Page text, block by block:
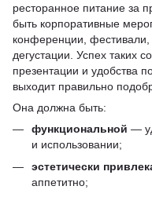
ресторанное питание за
быть корпоративные
конференции,
дегустации. Успех таких
презентации и удобства
выходит правильно
Она должна быть:
функциональной —
и использовании;
эстетически
аппетитно;